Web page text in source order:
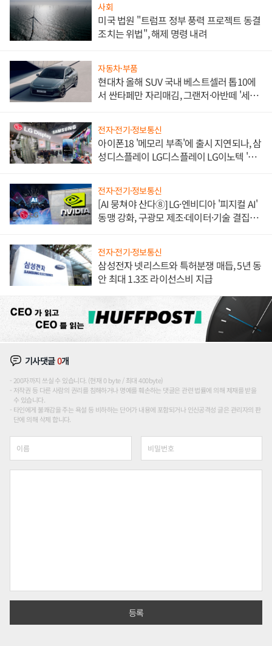
사회
미국 법원 "트럼프 정부 풍력 프로젝트 동결
조치는 위법", 해제 명령 내려
자동차·부품
현대차 올해 SUV 국내 베스트셀러 톱10에
서 싼타페만 자리매김, 그랜저·아반떼 '세단
전자·전기·정보통신
아이폰18 '메모리 부족'에 출시 지연되나, 삼
성디스플레이 LG디스플레이 LG이노텍 '탈
전자·전기·정보통신
[AI 뭉쳐야 산다⑧] LG·엔비디아 '피지컬 AI'
동맹 강화, 구광모 제조·데이터·기술 결집
전자·전기·정보통신
삼성전자 넷리스트와 특허분쟁 매듭, 5년 동
안 최대 1.3조 라이선스비 지급
기사댓글0개
200자까지 쓰실 수 있습니다. (현재 0 byte / 최대 400byte)
저작권 등 다른 사람의 권리를 침해하거나 명예를 훼손하는 댓글은 관련 법률에 의해 제재를 받을
수 있습니다.
타인에게 불쾌감을 주는 욕설 등 비하하는 단어가 내용에 포함되거나 인신공격성 글은 관리자의 판
단에 의해 삭제 합니다.